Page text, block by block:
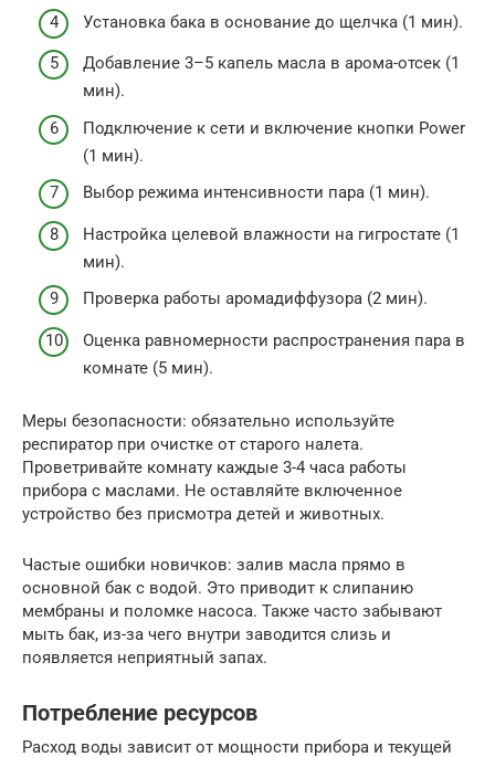
Установка бака в основание до щелчка (1 мин).
Добавление 3–5 капель масла в арома-отсек (1
мин).
Подключение к сети и включение кнопки Power
(1 мин).
Выбор режима интенсивности пара (1 мин).
Настройка целевой влажности на гигростате (1
мин).
Проверка работы аромадиффузора (2 мин).
Оценка равномерности распространения пара в
комнате (5 мин).
Меры безопасности: обязательно используйте
респиратор при очистке от старого налета.
Проветривайте комнату каждые 3-4 часа работы
прибора с маслами. Не оставляйте включенное
устройство без присмотра детей и животных.
Частые ошибки новичков: залив масла прямо в
основной бак с водой. Это приводит к слипанию
мембраны и поломке насоса. Также часто забывают
мыть бак, из-за чего внутри заводится слизь и
появляется неприятный запах.
Потребление ресурсов
Расход воды зависит от мощности прибора и текущей